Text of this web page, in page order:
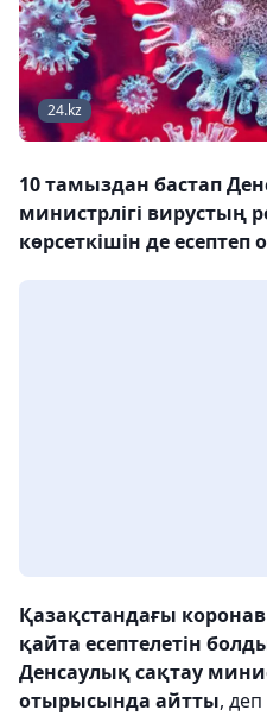
24.kz
10 тамыздан бастап
министрлігі вирустың
көрсеткішін де
Қазақстандағы
қайта есептелетін
Денсаулық сақтау
отырысында айтты,